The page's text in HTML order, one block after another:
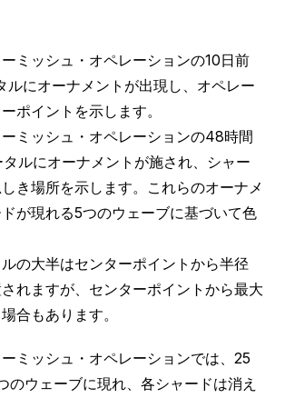
ミッシュ・オペレーションの10日前
ルにオーナメントが出現し、オペレー
ポイントを示します。
ミッシュ・オペレーションの48時間
ルにオーナメントが施され、シャー
き場所を示します。これらのオーナメ
が現れる5つのウェーブに基づいて色
の大半はセンターポイントから半径
れますが、センターポイントから最大
合もあります。
ミッシュ・オペレーションでは、25
のウェーブに現れ、各シャードは消え